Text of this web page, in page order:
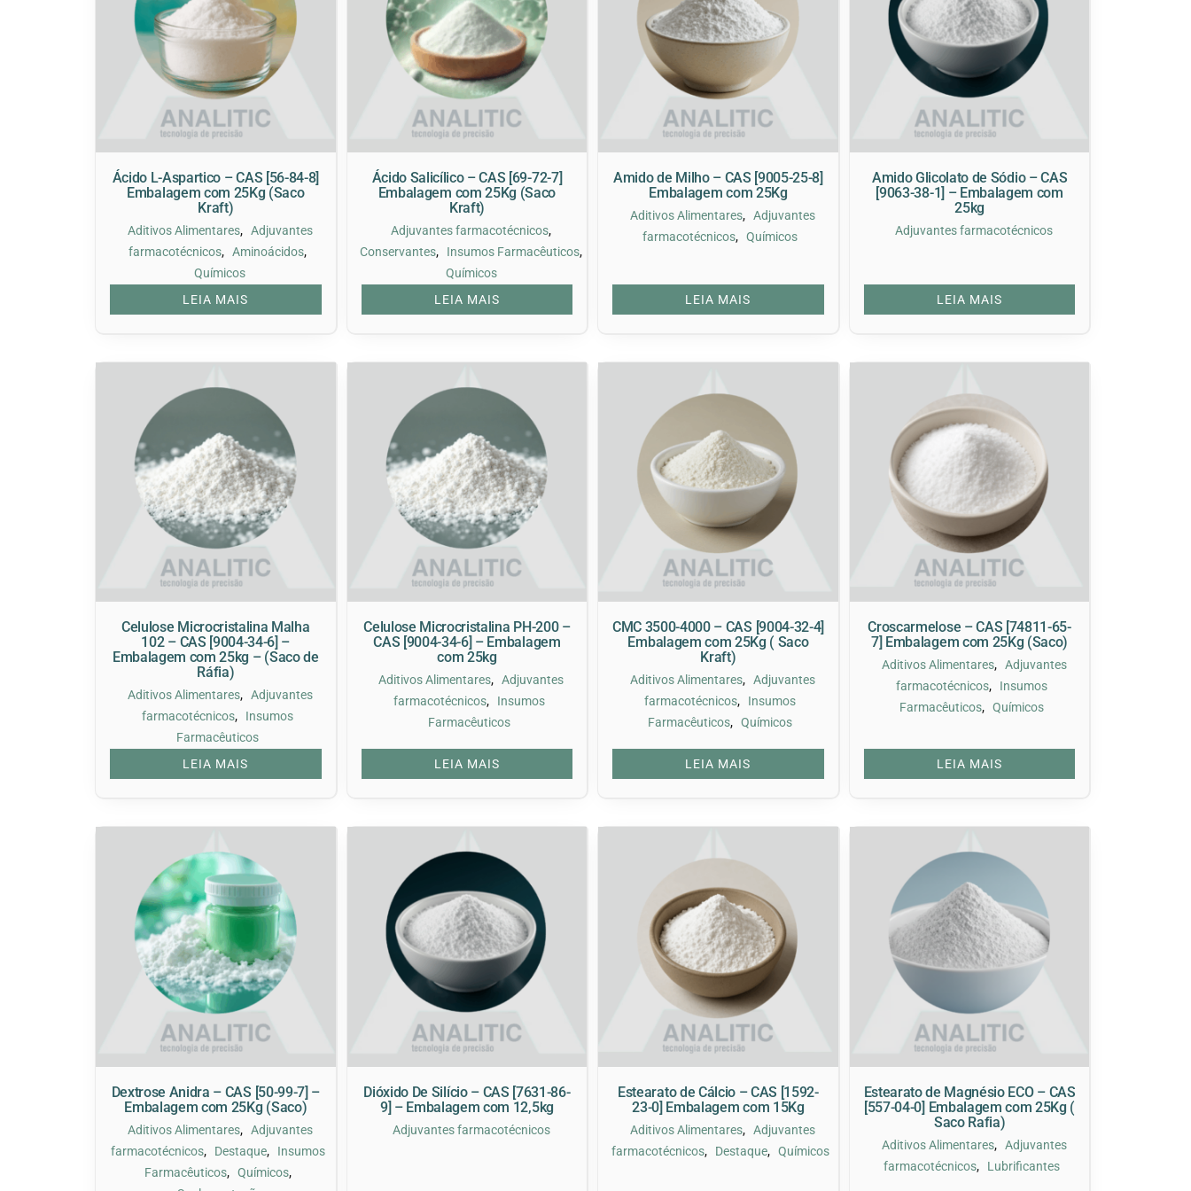
Ácido L-Aspartico – CAS [56-84-8]
Embalagem com 25Kg (Saco
Kraft)
Aditivos Alimentares, Adjuvantes
farmacotécnicos, Aminoácidos,
Químicos
LEIA MAIS
Ácido Salicílico – CAS [69-72-7]
Embalagem com 25Kg (Saco
Kraft)
Adjuvantes farmacotécnicos,
Conservantes, Insumos Farmacêuticos,
Químicos
LEIA MAIS
Amido de Milho – CAS [9005-25-8]
Embalagem com 25Kg
Aditivos Alimentares, Adjuvantes
farmacotécnicos, Químicos
LEIA MAIS
Amido Glicolato de Sódio – CAS
[9063-38-1] – Embalagem com
25kg
Adjuvantes farmacotécnicos
LEIA MAIS
Celulose Microcristalina Malha
102 – CAS [9004-34-6] –
Embalagem com 25kg – (Saco de
Ráfia)
Aditivos Alimentares, Adjuvantes
farmacotécnicos,
Insumos
Farmacêuticos
LEIA MAIS
Celulose Microcristalina PH-200 –
CAS [9004-34-6] – Embalagem
com 25kg
Aditivos Alimentares, Adjuvantes
farmacotécnicos,
Insumos
Farmacêuticos
LEIA MAIS
CMC 3500-4000 – CAS [9004-32-4]
Embalagem com 25Kg ( Saco
Kraft)
Aditivos Alimentares, Adjuvantes
farmacotécnicos,
Insumos
Farmacêuticos, Químicos
LEIA MAIS
Croscarmelose – CAS [74811-65-
7] Embalagem com 25Kg (Saco)
Aditivos Alimentares, Adjuvantes
farmacotécnicos,
Insumos
Farmacêuticos, Químicos
LEIA MAIS
Dextrose Anidra – CAS [50-99-7] –
Embalagem com 25Kg (Saco)
Aditivos Alimentares, Adjuvantes
farmacotécnicos, Destaque,
Insumos
Farmacêuticos, Químicos,
Dióxido De Silício – CAS [7631-86-
9] – Embalagem com 12,5kg
Adjuvantes farmacotécnicos
Estearato de Cálcio – CAS [1592-
23-0] Embalagem com 15Kg
Aditivos Alimentares, Adjuvantes
farmacotécnicos, Destaque, Químicos
Estearato de Magnésio ECO – CAS
[557-04-0] Embalagem com 25Kg (
Saco Rafia)
Aditivos Alimentares, Adjuvantes
farmacotécnicos, Lubrificantes